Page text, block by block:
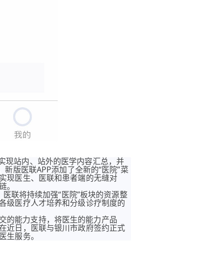
现站内、站外的医学内容汇总，并
版医联APP添加了全新的“医院”菜
现医生、医联和患者端的无缝对
。
联将持续加强“医院”板块的资源整
级医疗人才培养和分级诊疗制度的
的能力支持，将医生的能力产品
近日，医联与银川市政府签约正式
生服务。